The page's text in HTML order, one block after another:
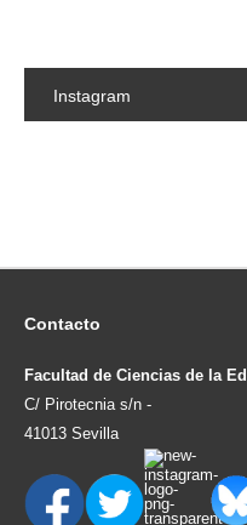
Instagram
Contacto
Facultad de Ciencias de la
C/ Pirotecnia s/n -
41013 Sevilla